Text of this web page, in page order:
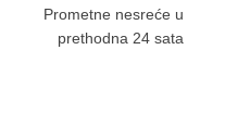
Prometne nesreće u
prethodna 24 sata